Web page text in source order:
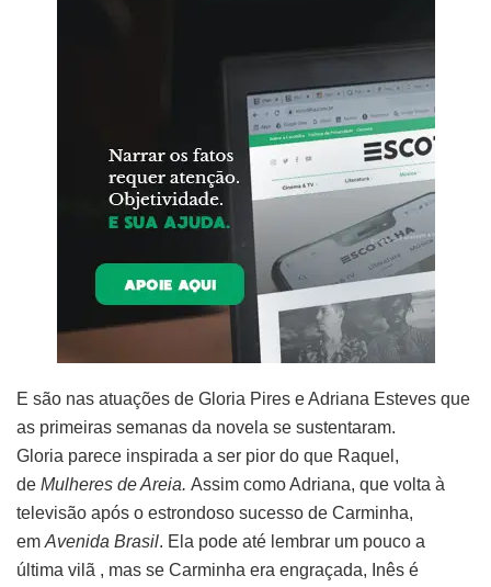
E são nas atuações de Gloria Pires e Adriana Esteves que
as primeiras semanas da novela se sustentaram.
Gloria parece inspirada a ser pior do que Raquel,
de Mulheres de Areia. Assim como Adriana, que volta à
televisão após o estrondoso sucesso de Carminha,
em Avenida Brasil. Ela pode até lembrar um pouco a
última vilã , mas se Carminha era engraçada, Inês é